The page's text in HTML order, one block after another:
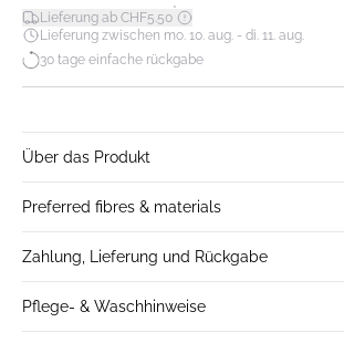
Lieferung ab CHF5.50*
Lieferung zwischen mo. 10. aug. - di. 11. aug.
30 tage einfache rückgabe
Über das Produkt
Preferred fibres & materials
Zahlung, Lieferung und Rückgabe
Pflege- & Waschhinweise